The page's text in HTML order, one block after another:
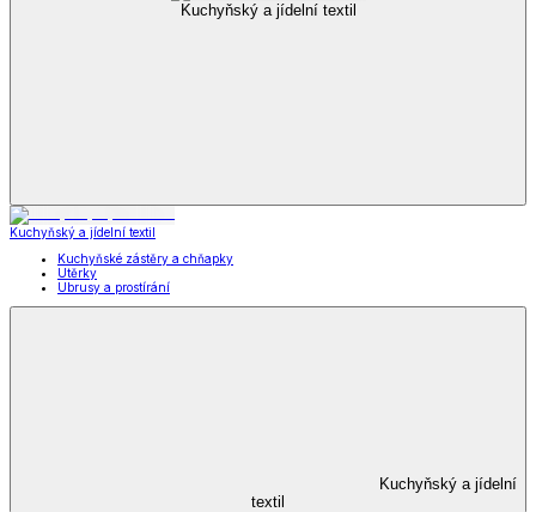
Kuchyňský a jídelní textil
Kuchyňský a jídelní textil
Kuchyňské zástěry a chňapky
Utěrky
Ubrusy a prostírání
Kuchyňský a jídelní
textil